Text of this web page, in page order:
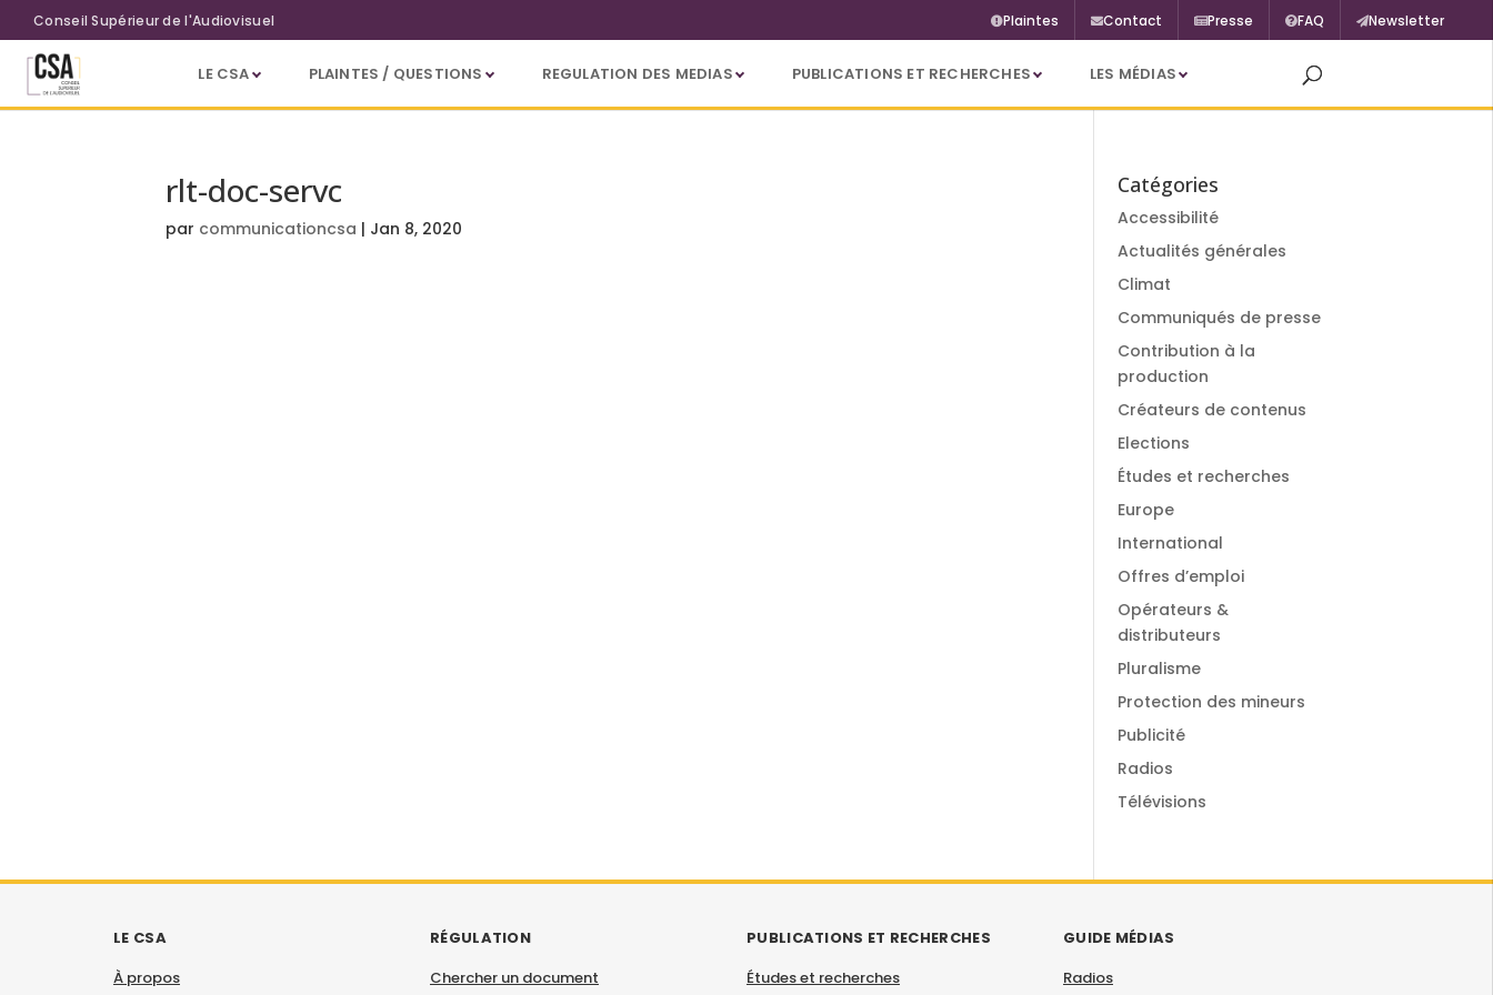
Aller au contenu principal
Conseil Supérieur de l'Audiovisuel Plaintes Contact Presse FAQ Newsletter
LE CSA PLAINTES / QUESTIONS REGULATION DES MEDIAS PUBLICATIONS ET RECHERCHES LES MÉDIAS
rlt-doc-servc
par communicationcsa | Jan 8, 2020
Catégories
Accessibilité
Actualités générales
Climat
Communiqués de presse
Contribution à la
production
Créateurs de contenus
Elections
Études et recherches
Europe
International
Offres d’emploi
Opérateurs &
distributeurs
Pluralisme
Protection des mineurs
Publicité
Radios
Télévisions
LE CSA
À propos
RÉGULATION
Chercher un document
PUBLICATIONS ET RECHERCHES
Études et recherches
GUIDE MÉDIAS
Radios